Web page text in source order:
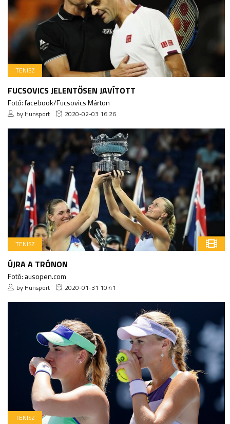
TENISZ
FUCSOVICS JELENTŐSEN JAVÍTOTT
Fotó: facebook/Fucsovics Márton
by Hunsport 2020-02-03 16:26
TENISZ
ÚJRA A TRÓNON
Fotó: ausopen.com
by Hunsport 2020-01-31 10:41
TENISZ